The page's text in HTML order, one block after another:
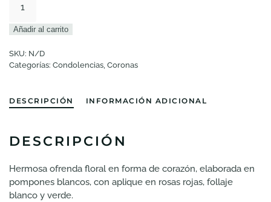
cantidad
Añadir al carrito
SKU: N/D
Categorías: Condolencias Coronas
DESCRIPCIÓN INFORMACIÓN ADICIONAL
DESCRIPCIÓN
Hermosa ofrenda floral en forma de corazón, elaborada en
pompones blancos, con aplique en rosas rojas, follaje
blanco y verde.